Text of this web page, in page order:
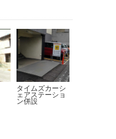
タイムズカーシ
ェアステーショ
ン併設